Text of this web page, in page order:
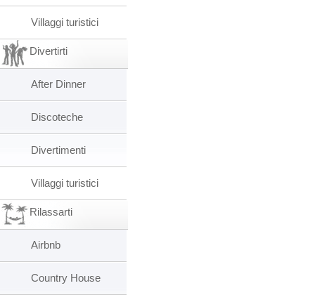
Villaggi turistici
Divertirti
After Dinner
Discoteche
Divertimenti
Villaggi turistici
Rilassarti
Airbnb
Country House